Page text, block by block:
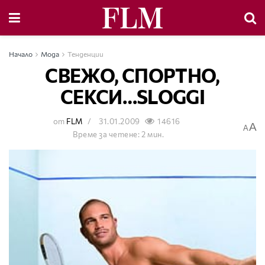
Начало Мода Тенденции
СВЕЖО, СПОРТНО,
СЕКСИ…SLOGGI
от FLM 31.01.2009
14616
Време за четене: 2 мин.
AA